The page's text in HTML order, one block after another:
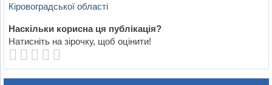
Кіровоградської області
Наскільки корисна ця публікація?
Натисніть на зірочку, щоб оцінити!